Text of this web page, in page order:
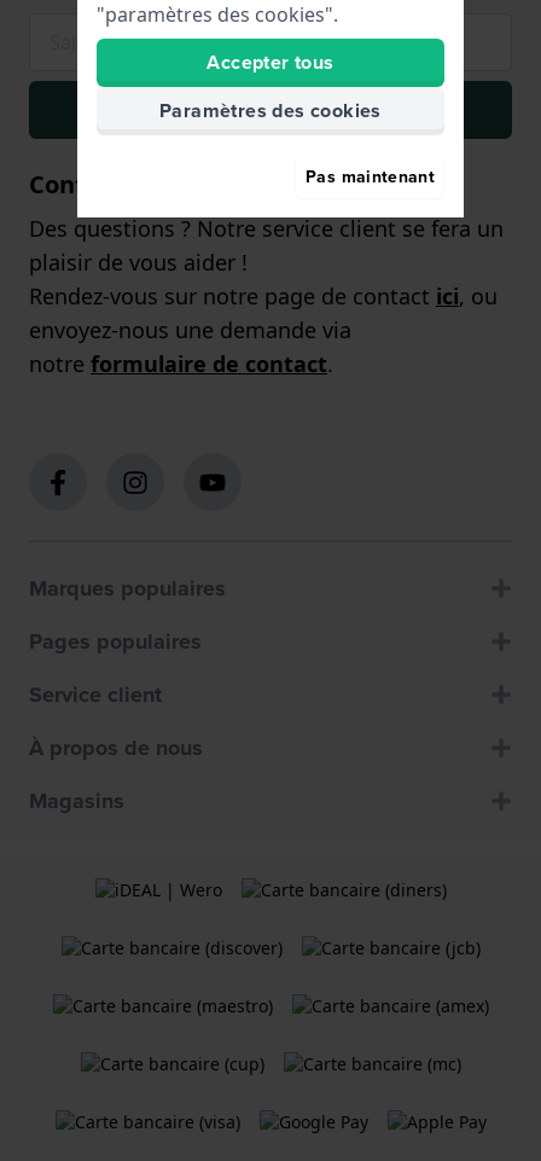
S'inscrire
Contact
Des questions ? Notre service client se fera un
plaisir de vous aider !
Rendez-vous sur notre page de contact ici, ou
envoyez-nous une demande via
notre formulaire de contact.
Marques populaires
Pages populaires
Service client
À propos de nous
Magasins
"paramètres des cookies".
Accepter tous
Paramètres des cookies
Pas maintenant